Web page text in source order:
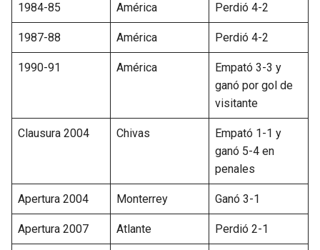
1984-85 América Perdió 4-2
1987-88 América Perdió 4-2
1990-91 América
Empató 3-3 y
ganó por gol de
visitante
Clausura 2004 Chivas
Empató 1-1 y
ganó 5-4 en
penales
Apertura 2004 Monterrey Ganó 3-1
Apertura 2007 Atlante Perdió 2-1